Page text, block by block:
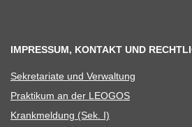
IMPRESSUM, KONTAKT UND
Sekre­ta­riate und Verwaltung
Prak­ti­kum an der LEOGOS
Krank­mel­dung (Sek. I)